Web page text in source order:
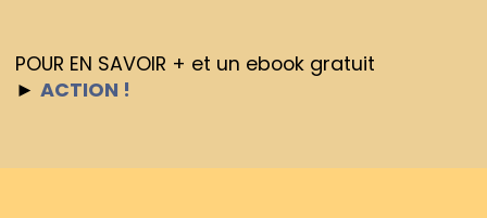
POUR EN SAVOIR + et un ebook gratuit
► ACTION !